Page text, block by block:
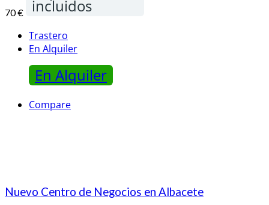
70 € incluidos
Trastero
En Alquiler
En Alquiler
Compare
Nuevo Centro de Negocios en Albacete